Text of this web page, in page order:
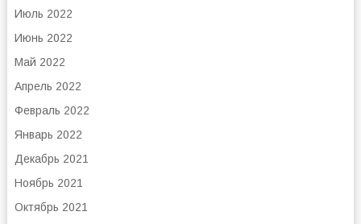
Июль 2022
Июнь 2022
Май 2022
Апрель 2022
Февраль 2022
Январь 2022
Декабрь 2021
Ноябрь 2021
Октябрь 2021